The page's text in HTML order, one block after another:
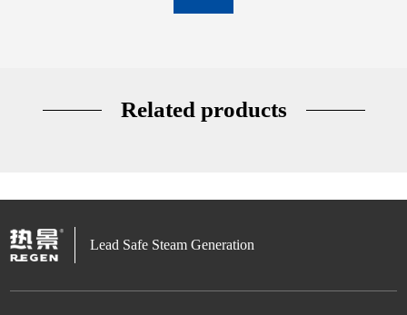
Related products
Lead Safe Steam Generation